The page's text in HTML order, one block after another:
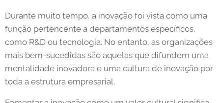
Durante muito tempo, a inovação foi vista como uma
função pertencente a departamentos específicos,
como R&D ou tecnologia. No entanto, as organizações
mais bem-sucedidas são aquelas que difundem uma
mentalidade inovadora e uma cultura de inovação por
toda a estrutura empresarial.